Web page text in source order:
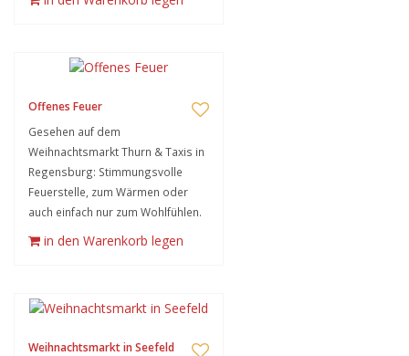
Offenes Feuer
Gesehen auf dem
Weihnachtsmarkt Thurn & Taxis in
Regensburg: Stimmungsvolle
Feuerstelle, zum Wärmen oder
auch einfach nur zum Wohlfühlen.
in den Warenkorb legen
Weihnachtsmarkt in Seefeld